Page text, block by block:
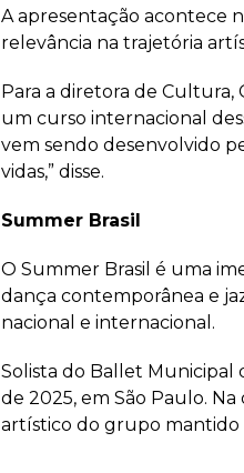
A apresentação acontece
relevância na trajetória
Para a diretora de Cultura,
um curso internacional
vem sendo desenvolvido
vidas,” disse.
Summer Brasil
O Summer Brasil é uma
dança contemporânea e
nacional e internacional.
Solista do Ballet Municipal
de 2025, em São Paulo.
artístico do grupo